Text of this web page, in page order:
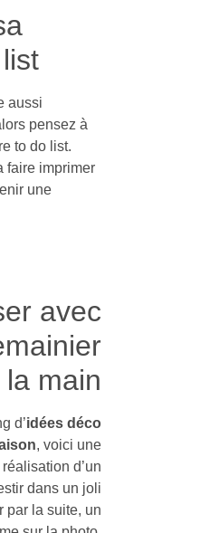
aussi
pensez à
to do list.
faire imprimer
une
avec
main
d’idées déco
, voici une
réalisation d’un
dans un joli
par la suite, un